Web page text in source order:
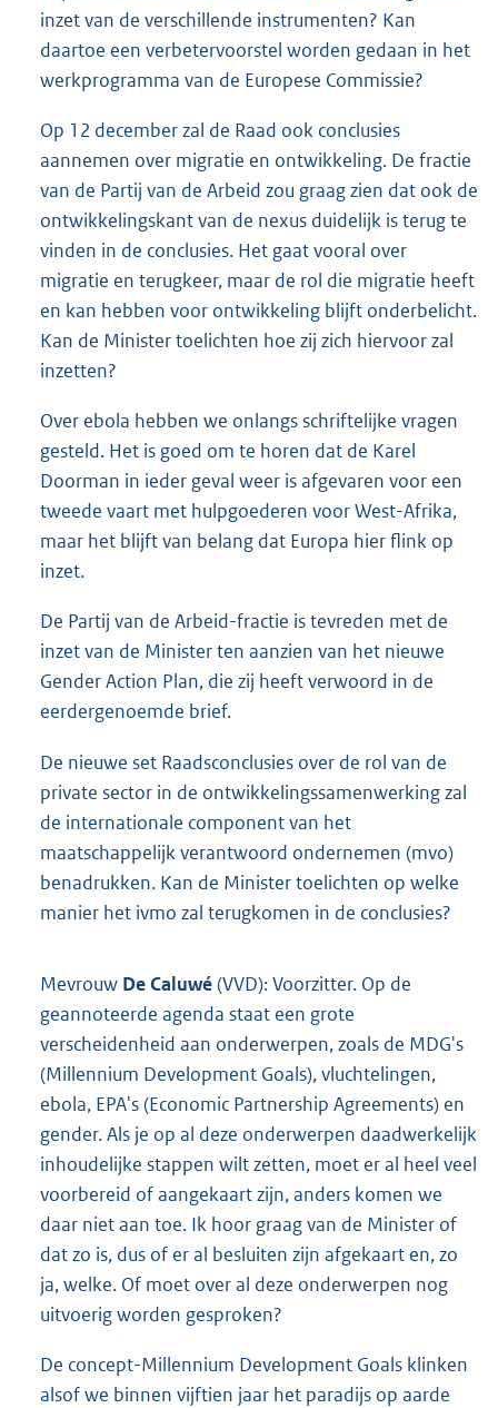
inzet van de verschillende instrumenten? Kan
daartoe een verbetervoorstel worden gedaan in het
werkprogramma van de Europese Commissie?
Op 12 december zal de Raad ook conclusies
aannemen over migratie en ontwikkeling. De fractie
van de Partij van de Arbeid zou graag zien dat ook de
ontwikkelingskant van de nexus duidelijk is terug te
vinden in de conclusies. Het gaat vooral over
migratie en terugkeer, maar de rol die migratie heeft
en kan hebben voor ontwikkeling blijft onderbelicht.
Kan de Minister toelichten hoe zij zich hiervoor zal
inzetten?
Over ebola hebben we onlangs schriftelijke vragen
gesteld. Het is goed om te horen dat de Karel
Doorman in ieder geval weer is afgevaren voor een
tweede vaart met hulpgoederen voor West-Afrika,
maar het blijft van belang dat Europa hier flink op
inzet.
De Partij van de Arbeid-fractie is tevreden met de
inzet van de Minister ten aanzien van het nieuwe
Gender Action Plan, die zij heeft verwoord in de
eerdergenoemde brief.
De nieuwe set Raadsconclusies over de rol van de
private sector in de ontwikkelingssamenwerking zal
de internationale component van het
maatschappelijk verantwoord ondernemen (mvo)
benadrukken. Kan de Minister toelichten op welke
manier het ivmo zal terugkomen in de conclusies?
Mevrouw De Caluwé(VVD): Voorzitter. Op de
geannoteerde agenda staat een grote
verscheidenheid aan onderwerpen, zoals de MDG's
(Millennium Development Goals), vluchtelingen,
ebola, EPA's (Economic Partnership Agreements) en
gender. Als je op al deze onderwerpen daadwerkelijk
inhoudelijke stappen wilt zetten, moet er al heel veel
voorbereid of aangekaart zijn, anders komen we
daar niet aan toe. Ik hoor graag van de Minister of
dat zo is, dus of er al besluiten zijn afgekaart en, zo
ja, welke. Of moet over al deze onderwerpen nog
uitvoerig worden gesproken?
De concept-Millennium Development Goals klinken
alsof we binnen vijftien jaar het paradijs op aarde